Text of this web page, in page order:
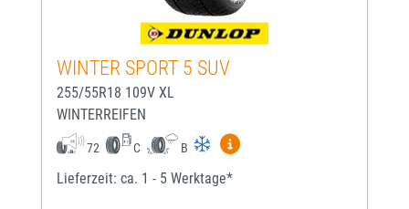
WINTER SPORT 5 SUV
255/55R18 109V XL
WINTERREIFEN
72 C B
Mehr Informationen zum
Lieferzeit: ca. 1 - 5 Werktage*